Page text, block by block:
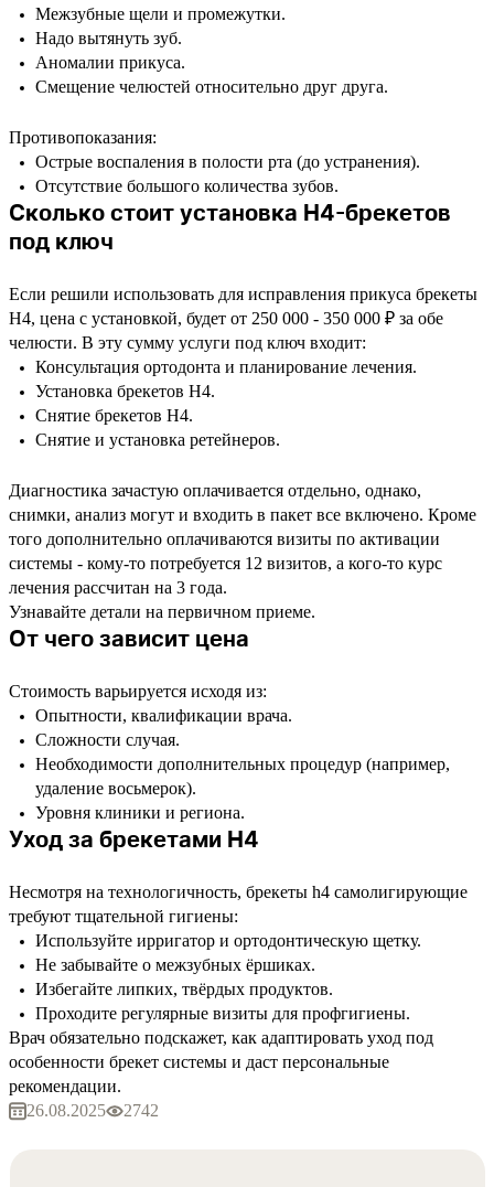
Межзубные щели и промежутки.
Надо вытянуть зуб.
Аномалии прикуса.
Смещение челюстей относительно друг друга.
Противопоказания:
Острые воспаления в полости рта (до устранения).
Отсутствие большого количества зубов.
Сколько стоит установка H4-брекетов
под ключ
Если решили использовать для исправления прикуса брекеты
H4, цена с установкой, будет от 250 000 - 350 000 ₽ за обе
челюсти. В эту сумму услуги под ключ входит:
Консультация ортодонта и планирование лечения.
Установка брекетов H4.
Снятие брекетов H4.
Снятие и установка ретейнеров.
Диагностика зачастую оплачивается отдельно, однако,
снимки, анализ могут и входить в пакет все включено. Кроме
того дополнительно оплачиваются визиты по активации
системы - кому-то потребуется 12 визитов, а кого-то курс
лечения рассчитан на 3 года.
Узнавайте детали на первичном приеме.
От чего зависит цена
Стоимость варьируется исходя из:
Опытности, квалификации врача.
Сложности случая.
Необходимости дополнительных процедур (например,
удаление восьмерок).
Уровня клиники и региона.
Уход за брекетами H4
Несмотря на технологичность, брекеты h4 самолигирующие
требуют тщательной гигиены:
Используйте ирригатор и ортодонтическую щетку.
Не забывайте о межзубных ёршиках.
Избегайте липких, твёрдых продуктов.
Проходите регулярные визиты для профгигиены.
Врач обязательно подскажет, как адаптировать уход под
особенности брекет системы и даст персональные
рекомендации.
26.08.2025
2742